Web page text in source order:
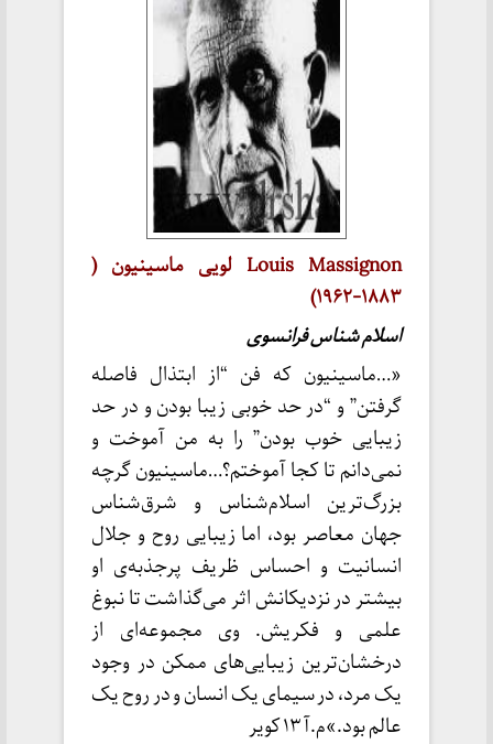
Louis Massignon لویی ماسینیون (
۱۸۸۳-۱۹۶۲)
اسلام شناس فرانسوی
«…ماسینیون که فن “از ابتذال فاصله
گرفتن” و “در حد خوبی زیبا بودن و در حد
زیبایی خوب بودن” را به من آموخت و
نمی‌دانم تا کجا آموختم؟…ماسینیون گرچه
بزرگ‌ترین اسلام‌شناس و شرق‌شناس
جهان معاصر بود، اما زیبایی روح و جلال
انسانیت و احساس ظریف پرجذبه‌ی او
بیشتر در نزدیکانش اثر می‌گذاشت تا نبوغ
علمی و فکریش. وی مجموعه‌ای از
درخشان‌ترین زیبایی‌های ممکن در وجود
یک مرد، در سیمای یک انسان و در روح یک
عالم بود.»م.آ ۱۳ کویر